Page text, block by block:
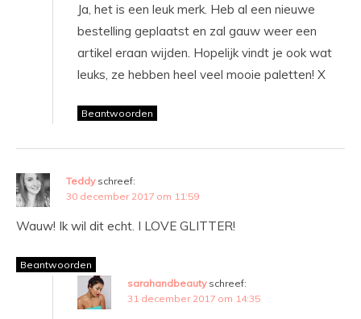
Ja, het is een leuk merk. Heb al een nieuwe
bestelling geplaatst en zal gauw weer een
artikel eraan wijden. Hopelijk vindt je ook wat
leuks, ze hebben heel veel mooie paletten! X
Beantwoorden
Teddy schreef:
30 december 2017 om 11:59
Wauw! Ik wil dit echt. I LOVE GLITTER!
Beantwoorden
sarahandbeauty schreef:
31 december 2017 om 14:35